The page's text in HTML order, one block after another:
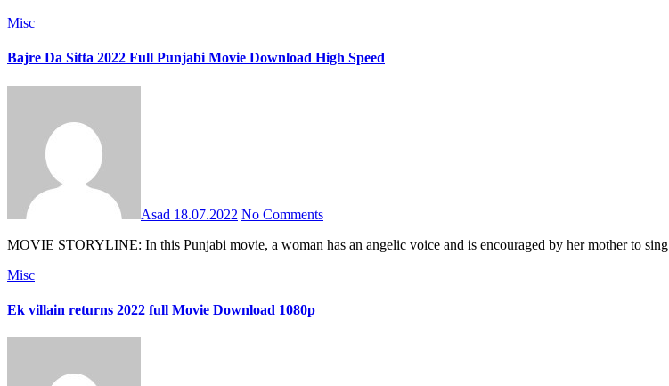
Misc
Bajre Da Sitta 2022 Full Punjabi Movie Download High Speed
Asad 18.07.2022 No Comments
MOVIE STORYLINE: In this Punjabi movie, a woman has an angelic voice and is encouraged by her mother to
Misc
Ek villain returns 2022 full Movie Download 1080p